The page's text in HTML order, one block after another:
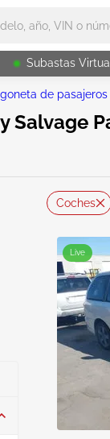
Subastas
de pasajeros
Salvage
Coches
Live